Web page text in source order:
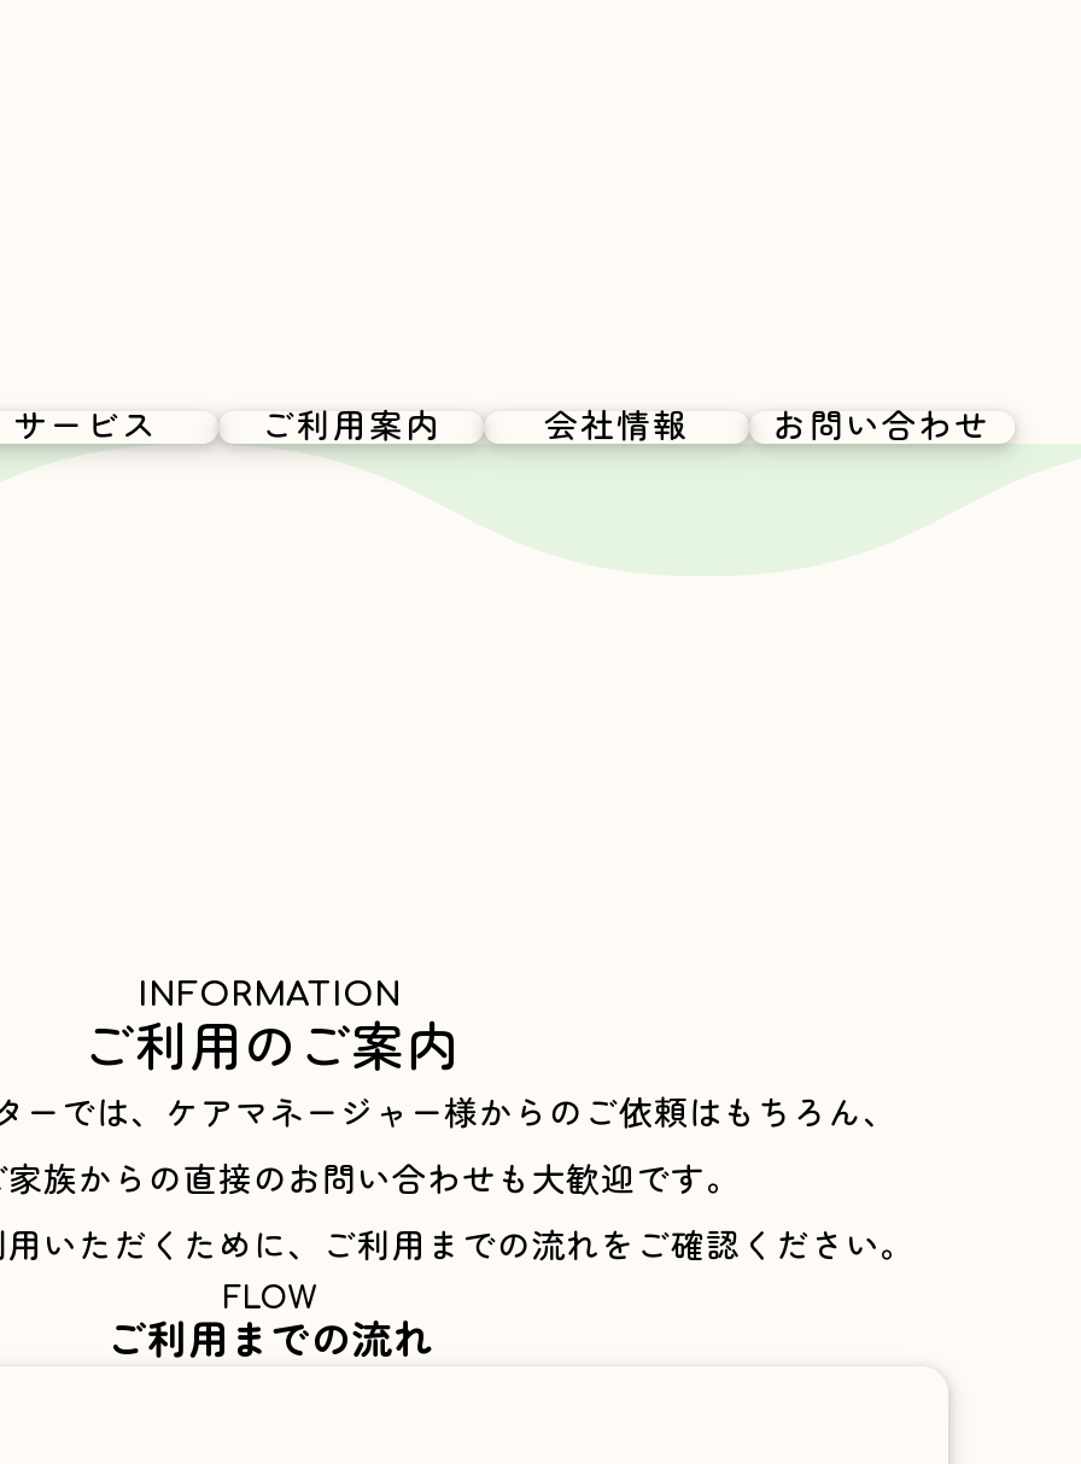
サービス ご利用案内 会社情報 お問い合わせ
INFORMATION
ご利用のご案内
ーでは、ケアマネージャー様からのご依頼はもちろん、
族からの直接のお問い合わせも大歓迎です。
いただくために、ご利用までの流れをご確認ください。
FLOW
ご利用までの流れ